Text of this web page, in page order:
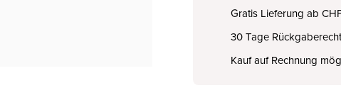
37 ( 4 ) CHF 169.00
Gratis Lieferung ab
30 Tage Rückgaberecht
Kauf auf Rechnung